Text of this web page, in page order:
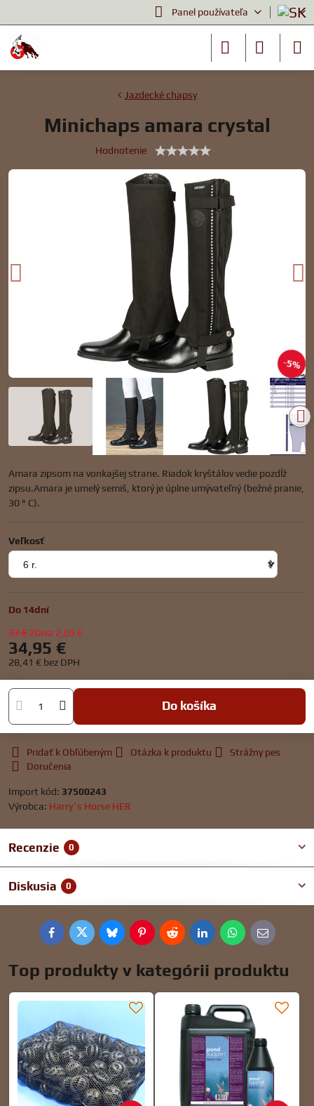
Panel používateľa
5%
Jazdecké chapsy
Minichaps amara crystal
Hodnotenie
Amara zipsom na vonkajšej strane. Riadok kryštálov vedie pozdĺž
zipsu.Amara je umelý semiš, ktorý je úplne umývateľný (bežné pranie,
30 ° C).
Veľkosť
Do 14dní
37 €Zľava 2,05 €
34,95 €
28,41 € bez DPH
Do košíka
Pridať k Obľúbeným Otázka k produktu
Strážny pes
Doručenia
Import kód: 37500243
Výrobca: Harry´s Horse HER
Recenzie 0
Diskusia 0
FacebookTwitterBlueskyPinterestRedditLinkedInWhatsApp
E-
mail
Top produkty v kategórii produktu